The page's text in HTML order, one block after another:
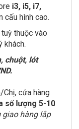
i3, i5, i7,
cấu hình cao.
tuỳ thuộc vào
khách.
chuột, lót
Chị, cửa hàng
số lượng 5-10
giao hàng lắp